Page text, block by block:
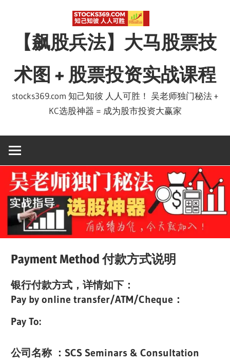
【飙股兵法】大马股票技
术图 + 股票投资实战课程
stocks369.com 知己知彼 人人可胜！ 吴老师独门秘法 +
KC选股神器 = 成为股市投资大赢家
Payment Method 付款方式说明
银行付款方式，详情如下：
Pay by online transfer/ATM/Cheque：
Pay To:
公司名称 ：SCS Seminars & Consultation